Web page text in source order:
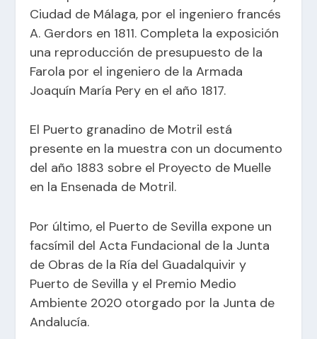
Ciudad de Málaga, por el ingeniero francés
A. Gerdors en 1811. Completa la exposición
una reproducción de presupuesto de la
Farola por el ingeniero de la Armada
Joaquín María Pery en el año 1817.
El Puerto granadino de Motril está
presente en la muestra con un documento
del año 1883 sobre el Proyecto de Muelle
en la Ensenada de Motril.
Por último, el Puerto de Sevilla expone un
facsímil del Acta Fundacional de la Junta
de Obras de la Ría del Guadalquivir y
Puerto de Sevilla y el Premio Medio
Ambiente 2020 otorgado por la Junta de
Andalucía.